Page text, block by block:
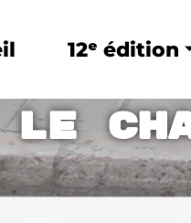
12ᵉ édition
Le